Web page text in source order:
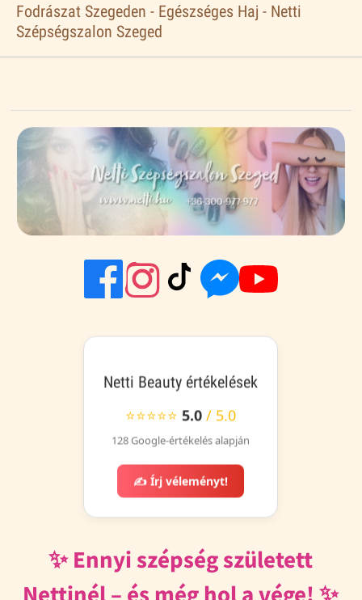
Fodrászat Szegeden - Egészséges Haj - Netti
Szépségszalon Szeged
Netti Beauty értékelések
⭐⭐⭐⭐⭐5.0 / 5.0
128 Google-értékelés alapján
✍️ Írj véleményt!
✨ Ennyi szépség született
Nettinél – és még hol a vége! ✨